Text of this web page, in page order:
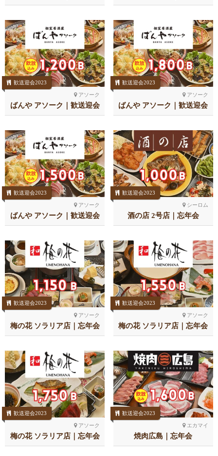
アソーク
歓送迎会2023
ばんや アソーク｜歓送迎会
アソーク
歓送迎会2023
ばんや アソーク｜歓送迎会
アソーク
歓送迎会2023
ばんや アソーク｜歓送迎会
シーロム
歓送迎会2023
酒の店 2号店｜忘年会
アソーク
歓送迎会2023
梅の花 ソラリア店｜忘年会
アソーク
歓送迎会2023
梅の花 ソラリア店｜忘年会
アソーク
歓送迎会2023
梅の花 ソラリア店｜忘年会
エカマイ
歓送迎会2023
焼肉広島｜忘年会